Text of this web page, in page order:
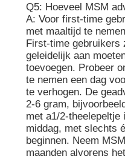
Q5: Hoeveel MSM
A: Voor first-time
met maaltijd te
First-time gebruikers
geleidelijk aan
toevoegen. Probeer
te nemen een dag
te verhogen. De
2-6 gram,
met a1/2-theelepeltje
middag, met slechts
beginnen. Neem
maanden alvorens